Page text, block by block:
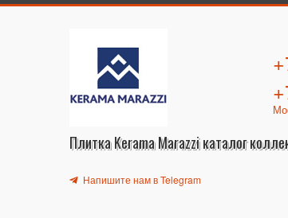
Плитка Kerama Marazzi каталог
Напишите нам в Telegram